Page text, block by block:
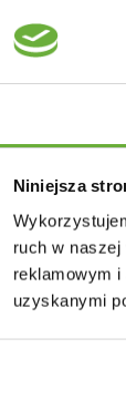
Niniejsza
ruch w
reklamowym
uzyskanymi